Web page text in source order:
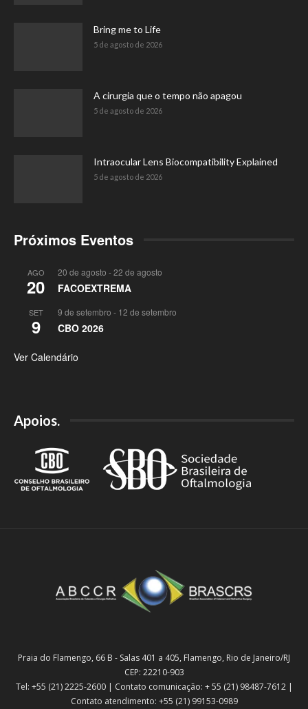
Bring me to Life
5 de agosto de 2026
A cirurgia que o tempo não apagou
5 de agosto de 2026
Intraocular Lens Biocompatibility Explained
5 de agosto de 2026
Próximos Eventos
AGO
20
20 de agosto -22 de agosto
FACOEXTREMA
SET
9
9 de setembro - 12 de setembro
CBO 2026
Ver Calendário
Apoios.
Praia do Flamengo, 66 B - Salas 401 a 405, Flamengo, Rio de Janeiro/RJ
CEP: 22210-903
Tel: +55 (21) 2225-2600 | Contato comunicação: + 55 (21) 98487-7612 |
Contato atendimento: +55 (21) 99153-0989